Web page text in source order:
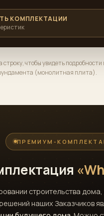
КОМПЛЕКТАЦИИ
чтобы увидеть
(монолитная плита).
ПРЕМИУМ-
строительства
наших Заказчиков